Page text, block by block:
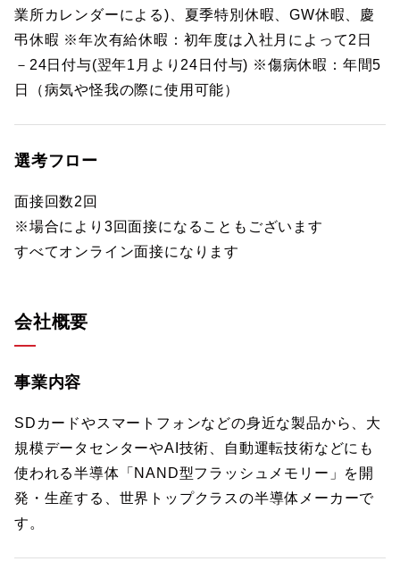
業所カレンダーによる)、夏季特別休暇、GW休暇、慶
弔休暇 ※年次有給休暇：初年度は入社月によって2日
－24日付与(翌年1月より24日付与) ※傷病休暇：年間5
日（病気や怪我の際に使用可能）
選考フロー
面接回数2回
※場合により3回面接になることもございます
すべてオンライン面接になります
会社概要
事業内容
SDカードやスマートフォンなどの身近な製品から、大
規模データセンターやAI技術、自動運転技術などにも
使われる半導体「NAND型フラッシュメモリー」を開
発・生産する、世界トップクラスの半導体メーカーで
す。